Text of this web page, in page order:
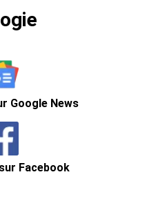
Google News
Facebook